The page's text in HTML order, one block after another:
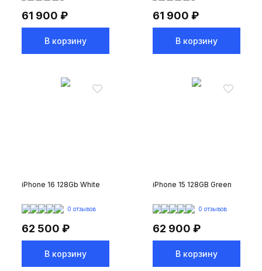
61 900 ₽
В корзину
61 900 ₽
В корзину
iPhone 16 128Gb White
0 отзывов
62 500 ₽
В корзину
iPhone 15 128GB Green
0 отзывов
62 900 ₽
В корзину